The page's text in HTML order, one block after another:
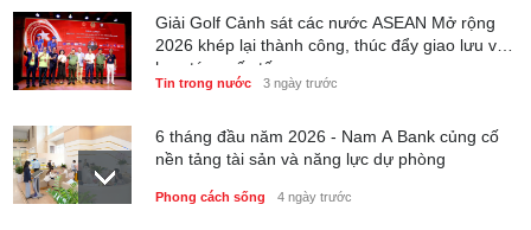
Giải Golf Cảnh sát các nước ASEAN Mở rộng
2026 khép lại thành công, thúc đẩy giao lưu và
hợp tác quốc tế
Tin trong nước 3 ngày trước
6 tháng đầu năm 2026 - Nam A Bank củng cố
nền tảng tài sản và năng lực dự phòng
Phong cách sống 4 ngày trước